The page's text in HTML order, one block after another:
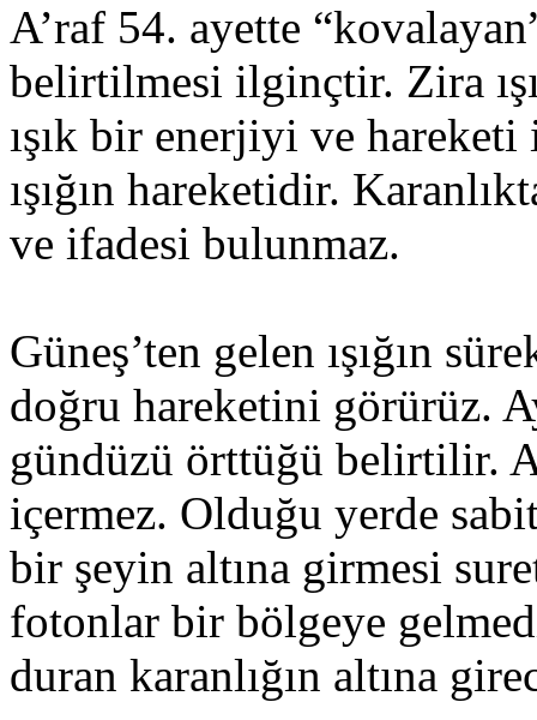
A’raf 54. ayette
belirtilmesi ilginçtir. Zira
ışık bir enerjiyi ve hareketi
ışığın hareketidir.
ve ifadesi bulunmaz.
Güneş’ten gelen ışığın
doğru hareketini görürüz.
gündüzü örttüğü belirtilir.
içermez. Olduğu yerde
bir şeyin altına girmesi
fotonlar bir bölgeye
duran karanlığın altına